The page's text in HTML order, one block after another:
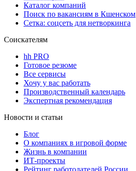
Каталог компаний
Поиск по вакансиям в Кшенском
Сетка: соцсеть для нетворкинга
Соискателям
hh PRO
Готовое резюме
Все сервисы
Хочу у вас работать
Производственный календарь
Экспертная рекомендация
Новости и статьи
Блог
О компаниях в игровой форме
Жизнь в компании
ИТ-проекты
Рейтинг работодателей России